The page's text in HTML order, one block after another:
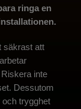
ringa en
säkrast att
inte
Dessutom
trygghet